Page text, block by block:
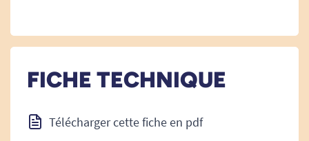
FICHE TECHNIQUE
Télécharger cette fiche en pdf